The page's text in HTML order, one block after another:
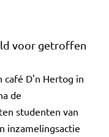
voor getroffen
café D'n Hertog in
de
studenten van
inzamelingsactie